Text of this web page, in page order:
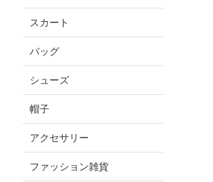
スカート
バッグ
シューズ
帽子
アクセサリー
ファッション雑貨